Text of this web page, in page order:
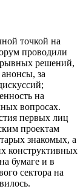
точкой на
проводили
решений,
за
на
вопросах.
первых лиц
проектам
знакомых, а
конструктивных
бумаге и в
сектора на